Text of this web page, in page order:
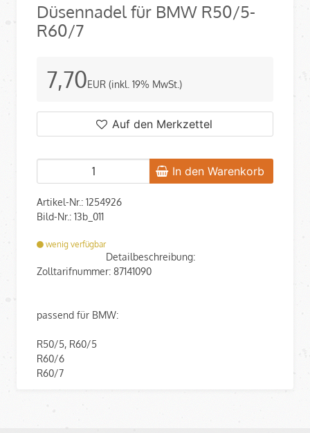
Düsennadel für BMW R50/5-
R60/7
7,70EUR (inkl. 19% MwSt.)
Auf den Merkzettel
In den Warenkorb
Artikel-Nr.: 1254926
Bild-Nr.: 13b_011
wenig verfügbar
Detailbeschreibung:
Zolltarifnummer: 87141090
passend für BMW:
R50/5, R60/5
R60/6
R60/7